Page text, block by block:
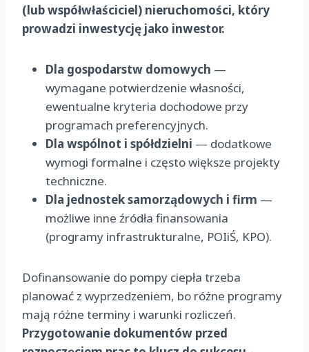
(lub współwłaściciel) nieruchomości, który
prowadzi inwestycję jako inwestor.
Dla gospodarstw domowych —
wymagane potwierdzenie własności,
ewentualne kryteria dochodowe przy
programach preferencyjnych.
Dla wspólnot i spółdzielni — dodatkowe
wymogi formalne i często większe projekty
techniczne.
Dla jednostek samorządowych i firm —
możliwe inne źródła finansowania
(programy infrastrukturalne, POIiŚ, KPO).
Dofinansowanie do pompy ciepła trzeba
planować z wyprzedzeniem, bo różne programy
mają różne terminy i warunki rozliczeń.
Przygotowanie dokumentów przed